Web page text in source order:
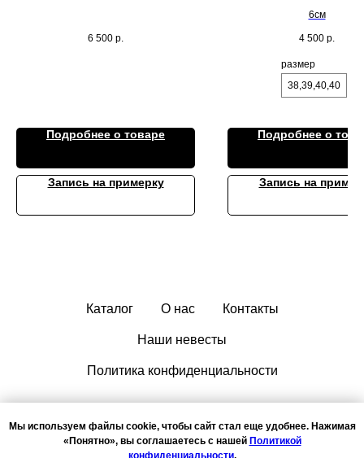
6 500 р.
Подробнее о товаре
Запись на примерку
6см
4 500 р.
размер
38,39,40,40
Подробнее о
Запись на
Каталог О нас Контакты
Наши невесты
Политика конфиденциальности
Мы используем файлы cookie, чтобы сайт стал еще удобнее. Нажимая
«Понятно», вы соглашаетесь с нашей Политикой